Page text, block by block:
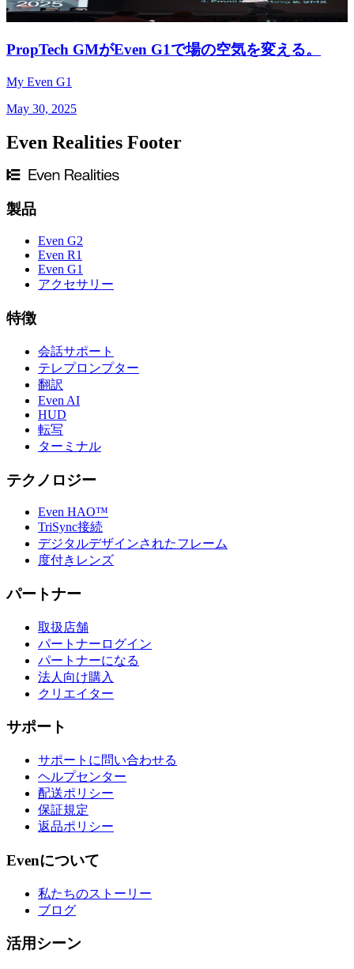
PropTech GMがEven G1で場の空気を変える。
My Even G1
May 30, 2025
Even Realities Footer
製品
Even G2
Even R1
Even G1
アクセサリー
特徴
会話サポート
テレプロンプター
翻訳
Even AI
HUD
転写
ターミナル
テクノロジー
Even HAO™
TriSync接続
デジタルデザインされたフレーム
度付きレンズ
パートナー
取扱店舗
パートナーログイン
パートナーになる
法人向け購入
クリエイター
サポート
サポートに問い合わせる
ヘルプセンター
配送ポリシー
保証規定
返品ポリシー
Evenについて
私たちのストーリー
ブログ
活用シーン